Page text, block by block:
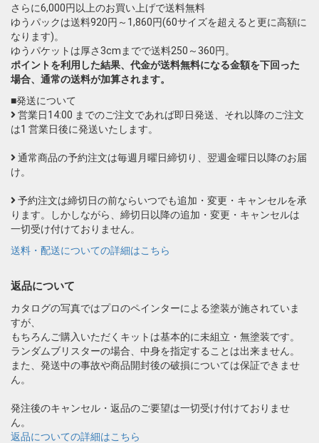
さらに6,000円以上のお買い上げで送料無料
ゆうパックは送料920円～1,860円(60サイズを超えると更に高額に
なります)。
ゆうパケットは厚さ3cmまでで送料250～360円。
ポイントを利用した結果、代金が送料無料になる金額を下回った
場合、通常の送料が加算されます。
■発送について
営業日14:00 までのご注文であれば即日発送、それ以降のご注文
は1 営業日後に発送いたします。
通常商品の予約注文は毎週月曜日締切り、翌週金曜日以降のお届
け。
予約注文は締切日の前ならいつでも追加・変更・キャンセルを承
ります。しかしながら、締切日以降の追加・変更・キャンセルは
一切受け付けておりません。
送料・配送についての詳細はこちら
返品について
カタログの写真ではプロのペインターによる塗装が施されていま
すが、
もちろんご購入いただくキットは基本的に未組立・無塗装です。
ランダムブリスターの場合、中身を指定することは出来ません。
また、発送中の事故や商品開封後の破損については保証できませ
ん。
発注後のキャンセル・返品のご要望は一切受け付けておりませ
ん。
返品についての詳細はこちら